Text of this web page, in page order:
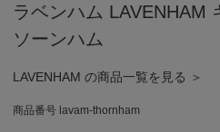
ラベンハム LAVENHAM
ソーンハム
LAVENHAM の商品一覧を見る ＞
商品番号 lavam-thornham